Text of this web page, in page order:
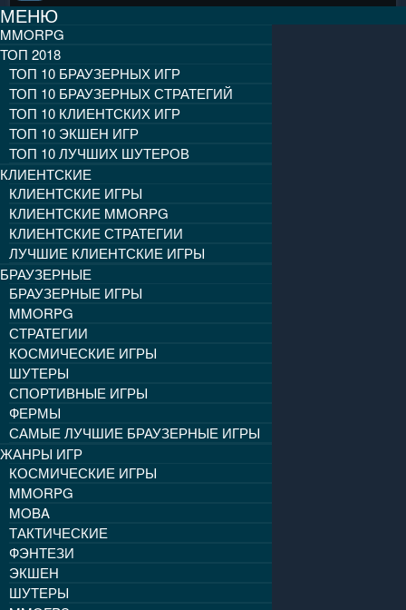
МЕНЮ
MMORPG
ТОП 2018
ТОП 10 БРАУЗЕРНЫХ ИГР
ТОП 10 БРАУЗЕРНЫХ СТРАТЕГИЙ
ТОП 10 КЛИЕНТСКИХ ИГР
ТОП 10 ЭКШЕН ИГР
ТОП 10 ЛУЧШИХ ШУТЕРОВ
КЛИЕНТСКИЕ
КЛИЕНТСКИЕ ИГРЫ
КЛИЕНТСКИЕ MMORPG
КЛИЕНТСКИЕ СТРАТЕГИИ
ЛУЧШИЕ КЛИЕНТСКИЕ ИГРЫ
БРАУЗЕРНЫЕ
БРАУЗЕРНЫЕ ИГРЫ
MMORPG
СТРАТЕГИИ
КОСМИЧЕСКИЕ ИГРЫ
ШУТЕРЫ
СПОРТИВНЫЕ ИГРЫ
ФЕРМЫ
САМЫЕ ЛУЧШИЕ БРАУЗЕРНЫЕ ИГРЫ
ЖАНРЫ ИГР
КОСМИЧЕСКИЕ ИГРЫ
MMORPG
MOBA
ТАКТИЧЕСКИЕ
ФЭНТЕЗИ
ЭКШЕН
ШУТЕРЫ